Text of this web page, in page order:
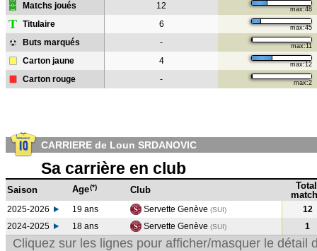
Matchs joués 12 max:48
T Titulaire 6 max:45
Buts marqués - max:11
Carton jaune 4 max:12
Carton rouge - max:2
CARRIERE de Loun SRDANOVIC
Sa carrière en club
Saison Age(*) Club
Total
2025-2026 19 ans Servette Genève (SUI)
12
2024-2025
18 ans Servette Genève (SUI) 1
Cliquez sur les lignes pour afficher/masquer le détail